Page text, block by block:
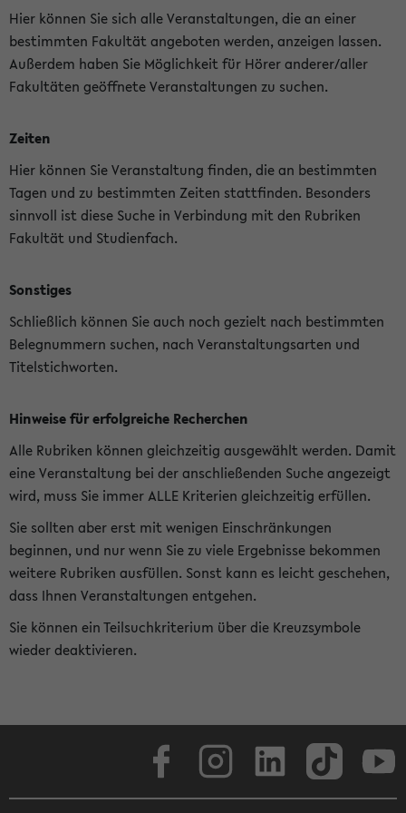
Hier können Sie sich alle Veranstaltungen, die an einer
bestimmten Fakultät angeboten werden, anzeigen lassen.
Außerdem haben Sie Möglichkeit für Hörer anderer/aller
Fakultäten geöffnete Veranstaltungen zu suchen.
Zeiten
Hier können Sie Veranstaltung finden, die an bestimmten
Tagen und zu bestimmten Zeiten stattfinden. Besonders
sinnvoll ist diese Suche in Verbindung mit den Rubriken
Fakultät und Studienfach.
Sonstiges
Schließlich können Sie auch noch gezielt nach bestimmten
Belegnummern suchen, nach Veranstaltungsarten und
Titelstichworten.
Hinweise für erfolgreiche Recherchen
Alle Rubriken können gleichzeitig ausgewählt werden. Damit
eine Veranstaltung bei der anschließenden Suche angezeigt
wird, muss Sie immer ALLE Kriterien gleichzeitig erfüllen.
Sie sollten aber erst mit wenigen Einschränkungen
beginnen, und nur wenn Sie zu viele Ergebnisse bekommen
weitere Rubriken ausfüllen. Sonst kann es leicht geschehen,
dass Ihnen Veranstaltungen entgehen.
Sie können ein Teilsuchkriterium über die Kreuzsymbole
wieder deaktivieren.